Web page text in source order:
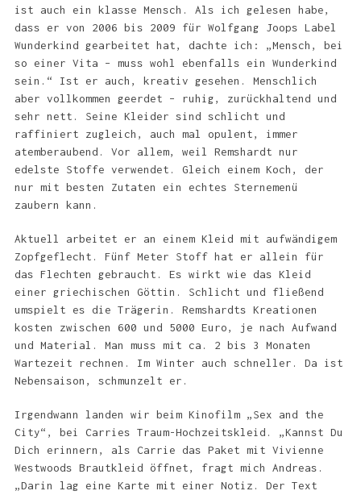
ist auch ein klasse Mensch. Als ich gelesen habe,
dass er von 2006 bis 2009 für Wolfgang Joops Label
Wunderkind gearbeitet hat, dachte ich: „Mensch, bei
so einer Vita – muss wohl ebenfalls ein Wunderkind
sein.“ Ist er auch, kreativ gesehen. Menschlich
aber vollkommen geerdet – ruhig, zurückhaltend und
sehr nett. Seine Kleider sind schlicht und
raffiniert zugleich, auch mal opulent, immer
atemberaubend. Vor allem, weil Remshardt nur
edelste Stoffe verwendet. Gleich einem Koch, der
nur mit besten Zutaten ein echtes Sternemenü
zaubern kann.
Aktuell arbeitet er an einem Kleid mit aufwändigem
Zopfgeflecht. Fünf Meter Stoff hat er allein für
das Flechten gebraucht. Es wirkt wie das Kleid
einer griechischen Göttin. Schlicht und fließend
umspielt es die Trägerin. Remshardts Kreationen
kosten zwischen 600 und 5000 Euro, je nach Aufwand
und Material. Man muss mit ca. 2 bis 3 Monaten
Wartezeit rechnen. Im Winter auch schneller. Da ist
Nebensaison, schmunzelt er.
Irgendwann landen wir beim Kinofilm „Sex and the
City“, bei Carries Traum-Hochzeitskleid. „Kannst Du
Dich erinnern, als Carrie das Paket mit Vivienne
Westwoods Brautkleid öffnet, fragt mich Andreas.
„Darin lag eine Karte mit einer Notiz. Der Text